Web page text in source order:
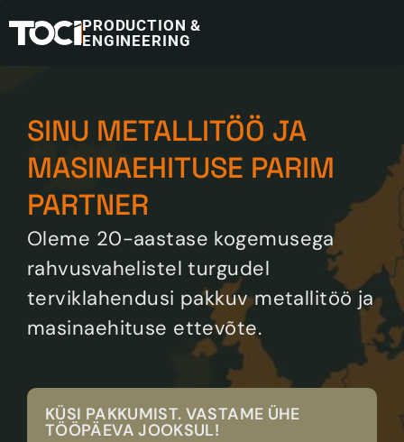
PRODUCTION &
ENGINEERING
SINU METALLITÖÖ JA
MASINAEHITUSE PARIM
PARTNER
Oleme 20-aastase kogemusega
rahvusvahelistel turgudel
terviklahendusi pakkuv metallitöö ja
masinaehituse ettevõte.
KÜSI PAKKUMIST. VASTAME ÜHE
TÖÖPÄEVA JOOKSUL!